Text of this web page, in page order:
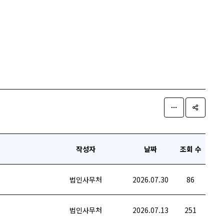
작성자 날짜 조회 수
법인사무처 2026.07.30 86
법인사무처 2026.07.13 251